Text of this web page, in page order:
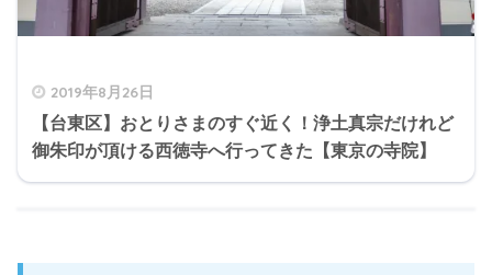
2019年8月26日
【台東区】おとりさまのすぐ近く！浄土真宗だけれど
御朱印が頂ける西徳寺へ行ってきた【東京の寺院】